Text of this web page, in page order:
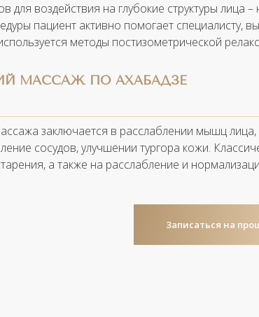
для воздействия на глубокие структуры
пациент активно помогает специалисту,
методы постизометрической
МАССАЖ ПО АХАБАДЗЕ
заключается в расслаблении мышц
сосудов, улучшении тургора кожи.
а также на расслабление и
Записаться на